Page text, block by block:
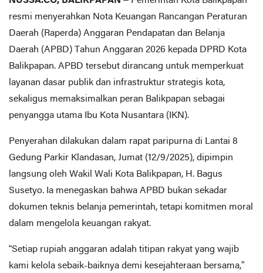
resmi menyerahkan Nota Keuangan Rancangan Peraturan
Daerah (Raperda) Anggaran Pendapatan dan Belanja
Daerah (APBD) Tahun Anggaran 2026 kepada DPRD Kota
Balikpapan. APBD tersebut dirancang untuk memperkuat
layanan dasar publik dan infrastruktur strategis kota,
sekaligus memaksimalkan peran Balikpapan sebagai
penyangga utama Ibu Kota Nusantara (IKN).
Penyerahan dilakukan dalam rapat paripurna di Lantai 8
Gedung Parkir Klandasan, Jumat (12/9/2025), dipimpin
langsung oleh Wakil Wali Kota Balikpapan, H. Bagus
Susetyo. Ia menegaskan bahwa APBD bukan sekadar
dokumen teknis belanja pemerintah, tetapi komitmen moral
dalam mengelola keuangan rakyat.
“Setiap rupiah anggaran adalah titipan rakyat yang wajib
kami kelola sebaik-baiknya demi kesejahteraan bersama,”